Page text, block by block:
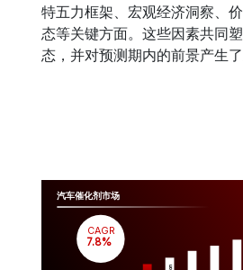
特五力框架、宏观经济洞察、
态等关键方面。这些因素共同
态，并对预测期内的前景产生了
汽车催化剂市场
CAGR
7.8%